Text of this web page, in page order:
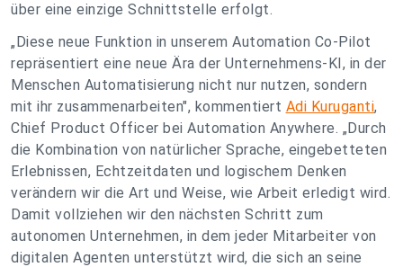
über eine einzige Schnittstelle erfolgt.
„Diese neue Funktion in unserem Automation Co-Pilot
repräsentiert eine neue Ära der Unternehmens-KI, in der
Menschen Automatisierung nicht nur nutzen, sondern
mit ihr zusammenarbeiten", kommentiert Adi Kuruganti,
Chief Product Officer bei Automation Anywhere. „Durch
die Kombination von natürlicher Sprache, eingebetteten
Erlebnissen, Echtzeitdaten und logischem Denken
verändern wir die Art und Weise, wie Arbeit erledigt wird.
Damit vollziehen wir den nächsten Schritt zum
autonomen Unternehmen, in dem jeder Mitarbeiter von
digitalen Agenten unterstützt wird, die sich an seine